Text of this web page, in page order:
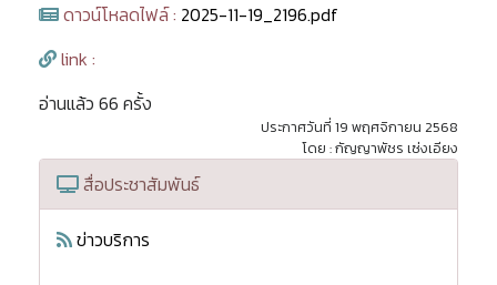
ดาวน์โหลดไฟล์ : 2025-11-19_2196.pdf
link :
อ่านแล้ว 66 ครั้ง
ประกาศวันที่ 19 พฤศจิกายน 2568
โดย : กัญญาพัชร เซ่งเอียง
สื่อประชาสัมพันธ์
ข่าวบริการ